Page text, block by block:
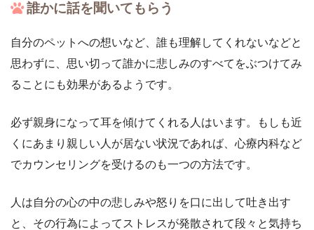
誰かに話を聞いてもらう
自分のペットへの想いなど、誰も理解してくれないなどと
思わずに、思い切って誰かに悲しみのすべてをぶつけてみ
ることにも効果があるようです。
必ず親身になって耳を傾けてくれる人はいます。もしも近
くにあまり親しい人が居ない状況であれば、心療内科など
でカウンセリングを受けるのも一つの方法です。
人は自分の心の中の悲しみや怒りを口に出して吐き出す
と、その行為によってストレスが発散されて段々と気持ち